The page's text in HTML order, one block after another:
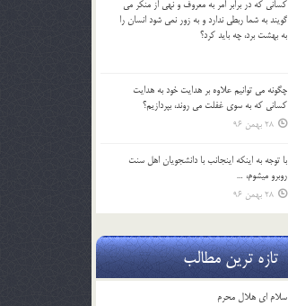
كساني كه در برابر امر به معروف و نهي از منكر مي
گويند به شما ربطي ندارد و به زور نمي شود انسان را
به بهشت برد، چه بايد كرد؟
چگونه مي توانيم علاوه بر هدايت خود به هدايت
كساني كه به سوي غفلت مي روند، بپردازيم؟
28 بهمن 96
با توجه به اينكه اينجانب با دانشجويان اهل سنت
روبرو مي‎شوم، …
28 بهمن 96
تازه ترین مطالب
سلام ای هلال محرم